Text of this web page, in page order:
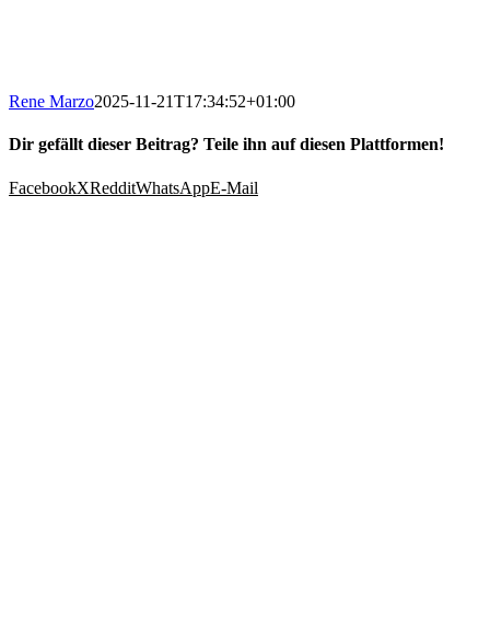
Rene Marzo2025-11-21T17:34:52+01:00
Dir gefällt dieser Beitrag? Teile ihn auf diesen Plattformen!
FacebookXRedditWhatsAppE-Mail